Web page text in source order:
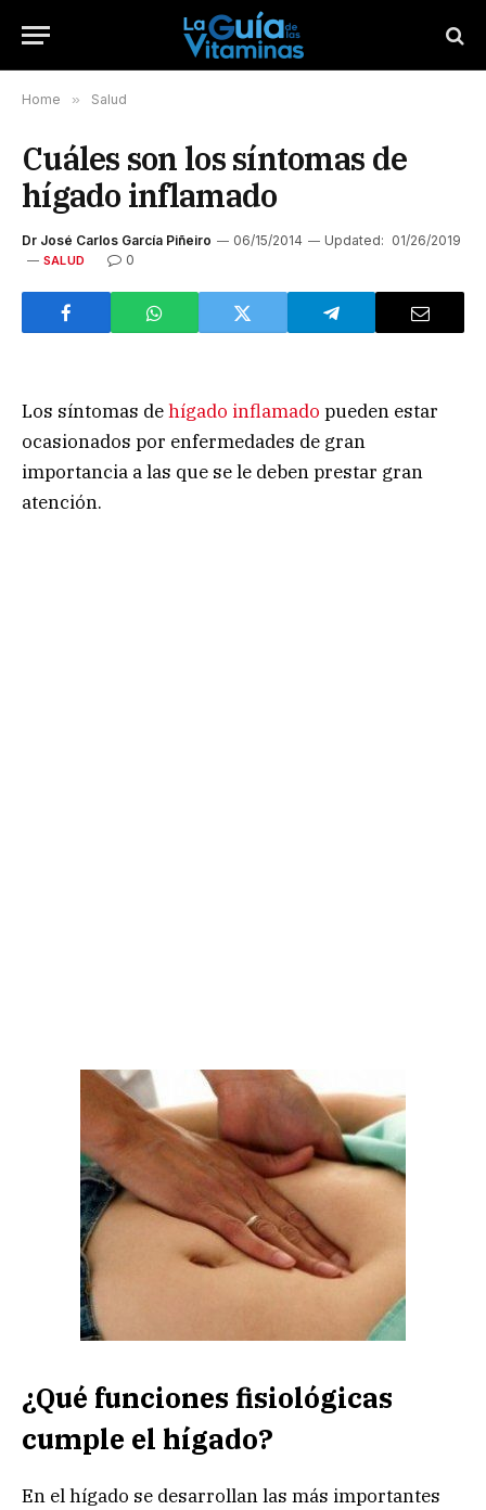
Home » Salud
Cuáles son los síntomas de
hígado inflamado
Dr José Carlos García Piñeiro 06/15/2014 Updated: 01/26/2019
SALUD 0
Los síntomas dehígado inflamado pueden estar
ocasionados por enfermedades de gran
importancia a las que se le deben prestar gran
atención.
¿Qué funciones fisiológicas
cumple el hígado?
En el hígado se desarrollan las más importantes